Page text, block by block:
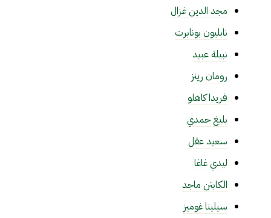
مجد الدين غزال
نابليون بونابرت
نبيلة عبيد
رومان رينز
فريدا كاهلو
بليغ حمدي
سعيد عقل
ليدي غاغا
الكابتن ماجد
سيلينا غوميز